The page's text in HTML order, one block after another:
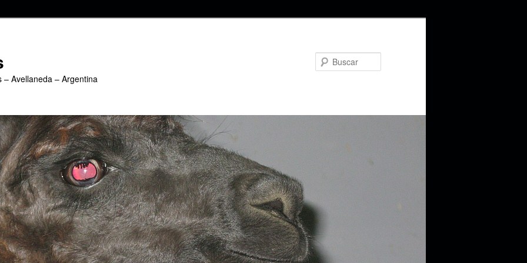
Avellaneda – Argentina